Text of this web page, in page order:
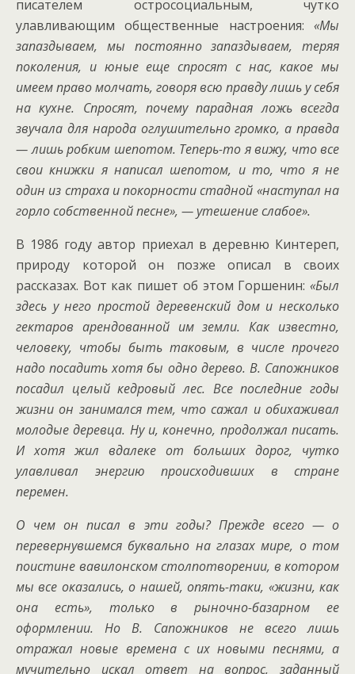
писателем остросоциальным, чутко
улавливающим общественные настроения: «Мы
запаздываем, мы постоянно запаздываем, теряя
поколения, и юные еще спросят с нас, какое мы
имеем право молчать, говоря всю правду лишь у себя
на кухне. Спросят, почему парадная ложь всегда
звучала для народа оглушительно громко, а правда
— лишь робким шепотом. Теперь-то я вижу, что все
свои книжки я написал шепотом, и то, что я не
один из страха и покорности стадной «наступал на
горло собственной песне», — утешение слабое».
В 1986 году автор приехал в деревню Кинтереп,
природу которой он позже описал в своих
рассказах. Вот как пишет об этом Горшенин: «Был
здесь у него простой деревенский дом и несколько
гектаров арендованной им земли. Как известно,
человеку, чтобы быть таковым, в числе прочего
надо посадить хотя бы одно дерево. В. Сапожников
посадил целый кедровый лес. Все последние годы
жизни он занимался тем, что сажал и обихаживал
молодые деревца. Ну и, конечно, продолжал писать.
И хотя жил вдалеке от больших дорог, чутко
улавливал энергию происходивших в стране
перемен.
О чем он писал в эти годы? Прежде всего — о
перевернувшемся буквально на глазах мире, о том
поистине вавилонском столпотворении, в котором
мы все оказались, о нашей, опять-таки, «жизни, как
она есть», только в рыночно-базарном ее
оформлении. Но В. Сапожников не всего лишь
отражал новые времена с их новыми песнями, а
мучительно искал ответ на вопрос, заданный